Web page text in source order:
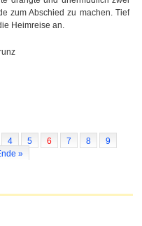
zum Abschied zu machen. Tief
Heimreise an.
4 5 6 7 8
9
»